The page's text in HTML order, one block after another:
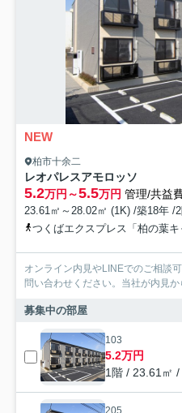
NEW
柏市十余二
レオパレスアモロッソ
5.2万円～5.5万円 管理/共益
23.61㎡～28.02㎡ (1K) /築18年 /
つくばエクスプレス「柏の葉
オンライン内見やLINEでのご相談
問い合わせください。当社が内見
募集中の部屋
103
5.2万円
1階 / 23.61㎡ /
205